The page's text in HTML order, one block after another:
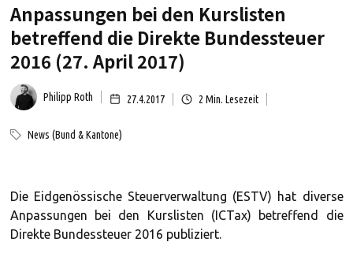
Anpassungen bei den Kurslisten
betreffend die Direkte Bundessteuer
2016 (27. April 2017)
Philipp Roth 27.4.2017 2 Min. Lesezeit
News (Bund & Kantone)
Die Eidgenössische Steuerverwaltung (ESTV) hat diverse
Anpassungen bei den Kurslisten (ICTax) betreffend die
Direkte Bundessteuer 2016 publiziert.